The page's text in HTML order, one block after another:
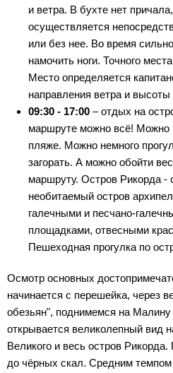
и ветра. В бухте нет
осуществляется
или без нее. Во время
намочить ноги. Точного
Место определяется
направления ветра и
09:30 - 17:00 – отдых на
маршруте можно всё! Можно
пляже. Можно немного
загорать. А можно обойти
маршруту. Остров Рикорда
необитаемый остров
галечными и песчано-
площадками, отвесными
Пешеходная прогулка по
Осмотр основных
начинается с перешейка, через
обезьян", поднимемся на Малину
открывается великолепный вид
Великого и весь остров
до чёрных скал. Средним темпом